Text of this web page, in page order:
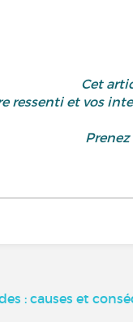
Cet
ressenti et vos
: causes et